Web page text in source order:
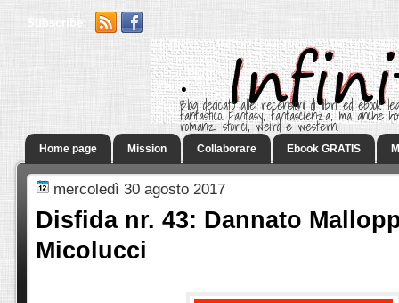
Subscribe:
.
Blog dedicato alle recensioni di libri ed ebook
fantastico. Fantasy, fantascienza, ma anche
romanzi storici, weird e western.
Home page Mission Collaborare Ebook GRATIS
mercoledì 30 agosto 2017
Disfida nr. 43: Dannato
Micolucci